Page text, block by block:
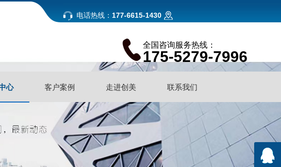
电话热线： 177-6615-1430
全国咨询服务热线：
175-5279-7996
心 客户案例
客户案例
走进创美
走进创美
联系我们
联系我们